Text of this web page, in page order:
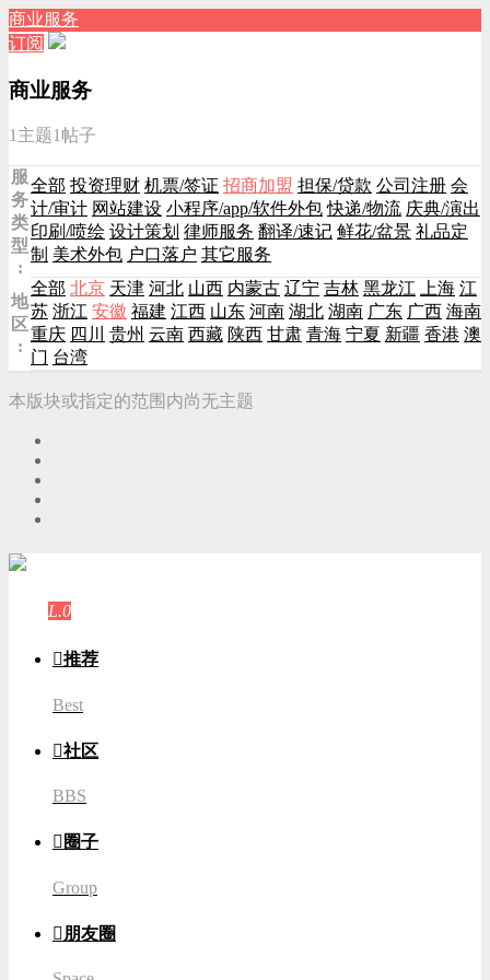
商业服务
订阅
商业服务
1主题1帖子
服
务
类
型
:
全部 投资理财 机票/签证 招商加盟 担保/贷款 公司注册 会
计/审计 网站建设 小程序/app/软件外包 快递/物流 庆典/演出
印刷/喷绘 设计策划 律师服务 翻译/速记 鲜花/盆景 礼品定
制 美术外包 户口落户 其它服务
地
区
:
全部 北京 天津 河北 山西 内蒙古 辽宁 吉林 黑龙江 上海 江
苏 浙江 安徽 福建 江西 山东 河南 湖北 湖南 广东 广西 海南
重庆 四川 贵州 云南 西藏 陕西 甘肃 青海 宁夏 新疆 香港 澳
门 台湾
本版块或指定的范围内尚无主题
L.0
推荐
Best
社区
BBS
 圈子
Group
 朋友圈